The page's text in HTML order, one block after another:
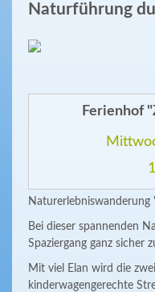
Naturführung
Ferienhof
Bei dieser spannenden
Spaziergang ganz sicher
Mit viel Elan wird die
kinderwagengerechte